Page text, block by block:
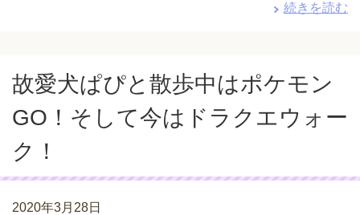
続きを読む
故愛犬ぱぴと散歩中はポケモン
GO！そして今はドラクエウォー
ク！
2020年3月28日